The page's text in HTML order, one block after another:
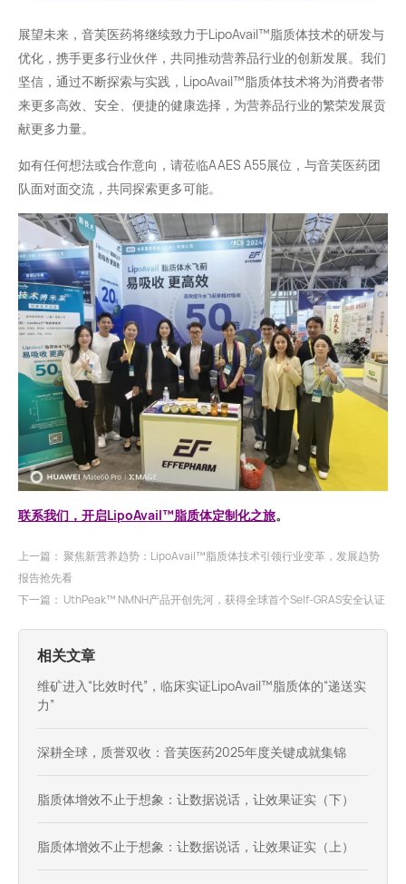
展望未来，音芙医药将继续致力于LipoAvail™️脂质体技术的研发与
优化，携手更多行业伙伴，共同推动营养品行业的创新发展。我们
坚信，通过不断探索与实践，LipoAvail™️脂质体技术将为消费者带
来更多高效、安全、便捷的健康选择，为营养品行业的繁荣发展贡
献更多力量。
如有任何想法或合作意向，请莅临AAES A55展位，与音芙医药团
队面对面交流，共同探索更多可能。
联系我们，开启LipoAvail™脂质体定制化之旅。
上一篇： 聚焦新营养趋势：LipoAvail™脂质体技术引领行业变革，发展趋势
报告抢先看
下一篇： UthPeak™️ NMNH产品开创先河，获得全球首个Self-GRAS安全认证
相关文章
维矿进入“比效时代”，临床实证LipoAvail™脂质体的“递送实
力”
深耕全球，质誉双收：音芙医药2025年度关键成就集锦
脂质体增效不止于想象：让数据说话，让效果证实（下）
脂质体增效不止于想象：让数据说话，让效果证实（上）